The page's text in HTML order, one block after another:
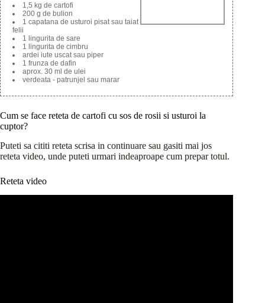
1,5 kg de cartofi
200 g de bulion
1 capatana de usturoi pisat sau taiat
felii
1 lingurita de sare
1 lingurita de cimbru
ardei iute uscat sau piper
1 frunza de dafin
aprox. 30 ml de ulei
verdeata - patrunjel sau marar
Cum se face reteta de cartofi cu sos de rosii si usturoi la
cuptor?
Puteti sa cititi reteta scrisa in continuare sau gasiti mai jos
reteta video, unde puteti urmari indeaproape cum prepar totul.
Reteta video